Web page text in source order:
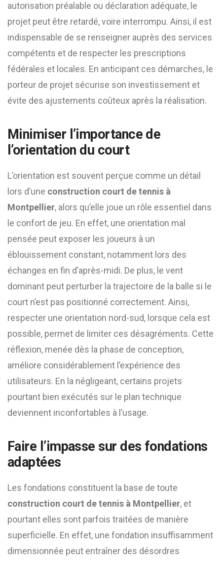
autorisation préalable ou déclaration adéquate, le
projet peut être retardé, voire interrompu. Ainsi, il est
indispensable de se renseigner auprès des services
compétents et de respecter les prescriptions
fédérales et locales. En anticipant ces démarches, le
porteur de projet sécurise son investissement et
évite des ajustements coûteux après la réalisation.
Minimiser l’importance de
l’orientation du court
L’orientation est souvent perçue comme un détail
lors d’une construction court de tennis à
Montpellier, alors qu’elle joue un rôle essentiel dans
le confort de jeu. En effet, une orientation mal
pensée peut exposer les joueurs à un
éblouissement constant, notamment lors des
échanges en fin d’après-midi. De plus, le vent
dominant peut perturber la trajectoire de la balle si le
court n’est pas positionné correctement. Ainsi,
respecter une orientation nord-sud, lorsque cela est
possible, permet de limiter ces désagréments. Cette
réflexion, menée dès la phase de conception,
améliore considérablement l’expérience des
utilisateurs. En la négligeant, certains projets
pourtant bien exécutés sur le plan technique
deviennent inconfortables à l’usage.
Faire l’impasse sur des fondations
adaptées
Les fondations constituent la base de toute
construction court de tennis à Montpellier, et
pourtant elles sont parfois traitées de manière
superficielle. En effet, une fondation insuffisamment
dimensionnée peut entraîner des désordres